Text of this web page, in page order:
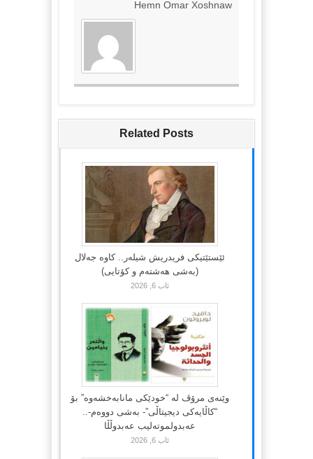
Hemn Omar Xoshnaw
Related Posts
ئێستێتیکی فریدریش شیلەر.. کاوە جەلال
(بەشی هەشتەم و کۆتایی)
ئاب 6, 2026
وێنەی مرۆڤ لە “خودێکی مانابەخشەوە” بۆ
“کاڵایەکی دیجیتاڵی”- بەشی دووەم-..
عەبدولموتەلیب عەبدوڵڵا
ئاب 6, 2026